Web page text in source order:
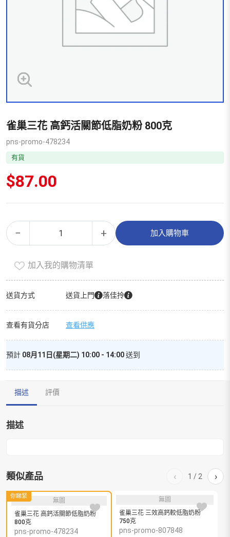
雀巢三花 高鈣活關節低脂奶粉 800克
pns-promo-478234
有貨
$87.00
−
雀
巢
高
鈣
節
低
脂
奶
800
克
數
量
+ 加入購物車
Alternative:
加入我的購物清單
送貨方式 送貨上門 落佳拎
查看有貨分店 查看供應
預計 08月11日(星期二) 10:00 - 14:00送到
描述 評價
描述
類似產品 ‹ 1 / 2 ›
你睇緊
無圖
雀巢三花 高鈣活關節低脂奶粉
800克
pns-promo-478234
無圖
雀巢三花 三效高鈣較低脂奶粉
750克
pns-promo-807848